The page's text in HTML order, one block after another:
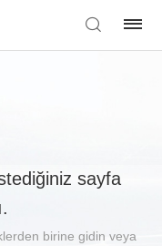
sayfa
birine gidin veya